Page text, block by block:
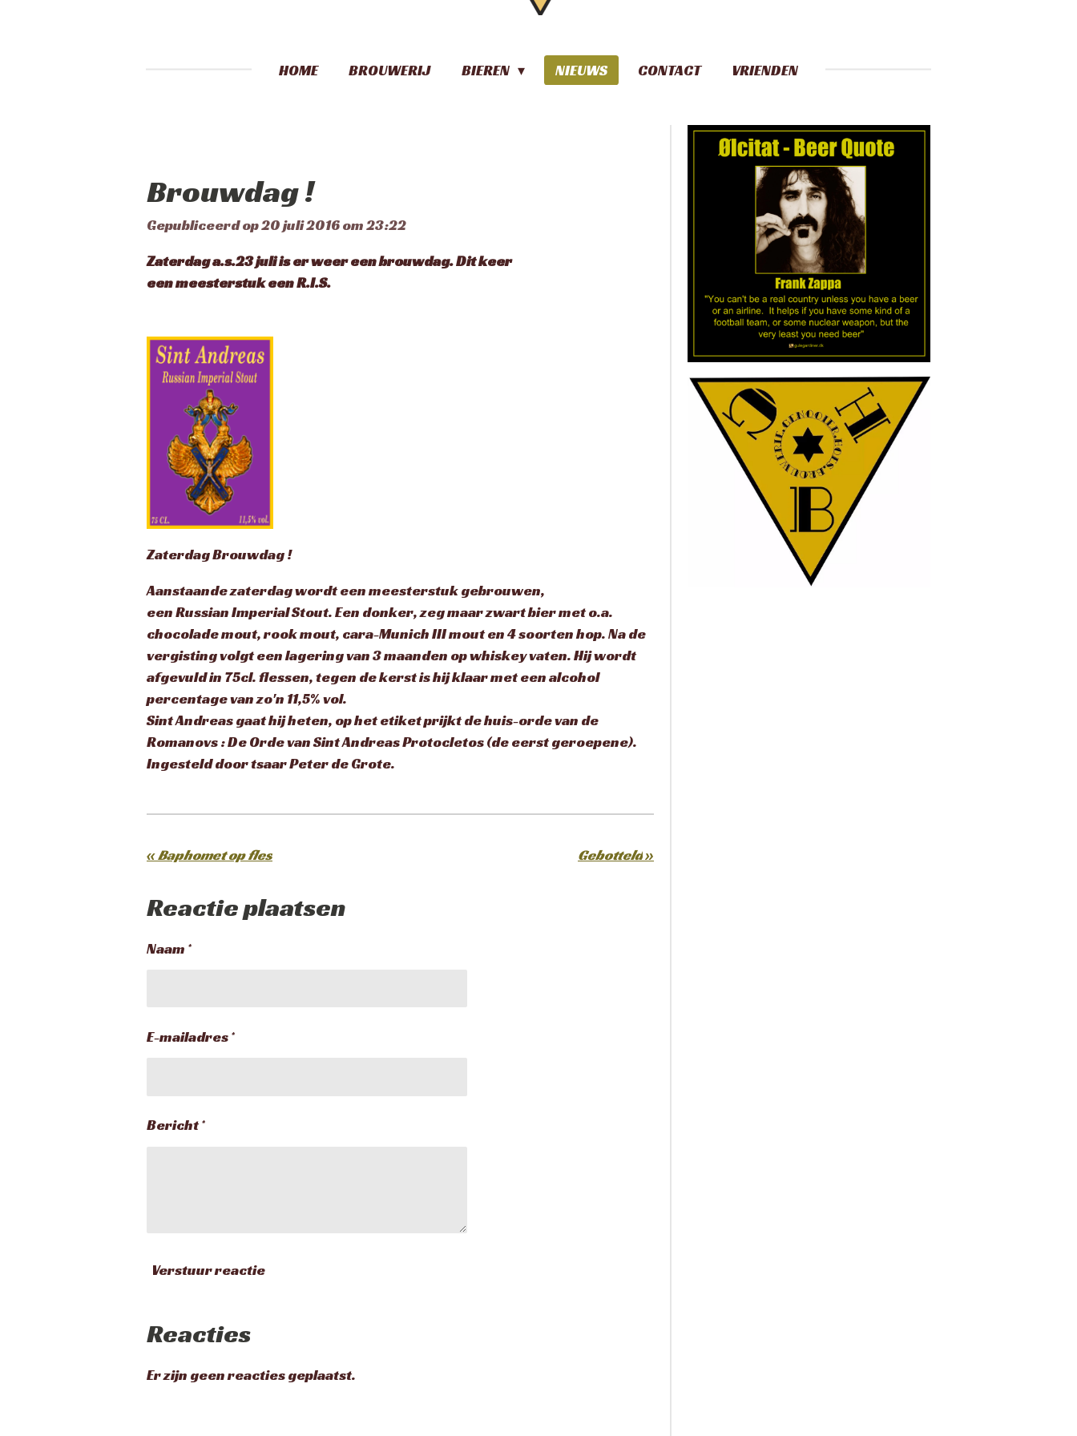
HOME BROUWERIJ BIEREN NIEUWS CONTACT VRIENDEN
Brouwdag !
Gepubliceerd op 20 juli 2016 om 23:22
Zaterdag a.s.23 juli is er weer een brouwdag. Dit keer
een meesterstuk een R.I.S.
Zaterdag Brouwdag !
Aanstaande zaterdag wordt een meesterstuk gebrouwen,
een Russian Imperial Stout. Een donker, zeg maar zwart bier met o.a.
chocolade mout, rook mout, cara-Munich III mout en 4 soorten hop. Na de
vergisting volgt een lagering van 3 maanden op whiskey vaten. Hij wordt
afgevuld in 75cl. flessen, tegen de kerst is hij klaar met een alcohol
percentage van zo'n 11,5% vol.
Sint Andreas gaat hij heten, op het etiket prijkt de huis-orde van de
Romanovs : De Orde van Sint Andreas Protocletos (de eerst geroepene).
Ingesteld door tsaar Peter de Grote.
«Baphomet op fles Gebotteld»
Reactie plaatsen
Naam *
E-mailadres *
Bericht *
Verstuur reactie
Reacties
Er zijn geen reacties geplaatst.